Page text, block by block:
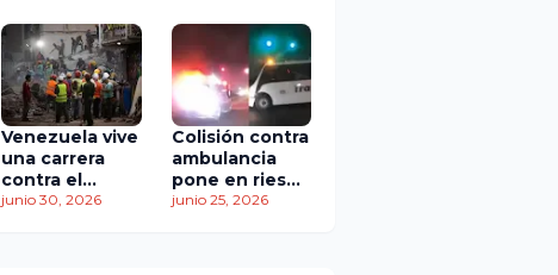
escandaloso
caso de
contaminación
con fluidos
corporales
Venezuela vive
una carrera
contra el
tiempo: más
junio 30, 2026
Colisión contra
ambulancia
pone en riesgo
traslado de
junio 25, 2026